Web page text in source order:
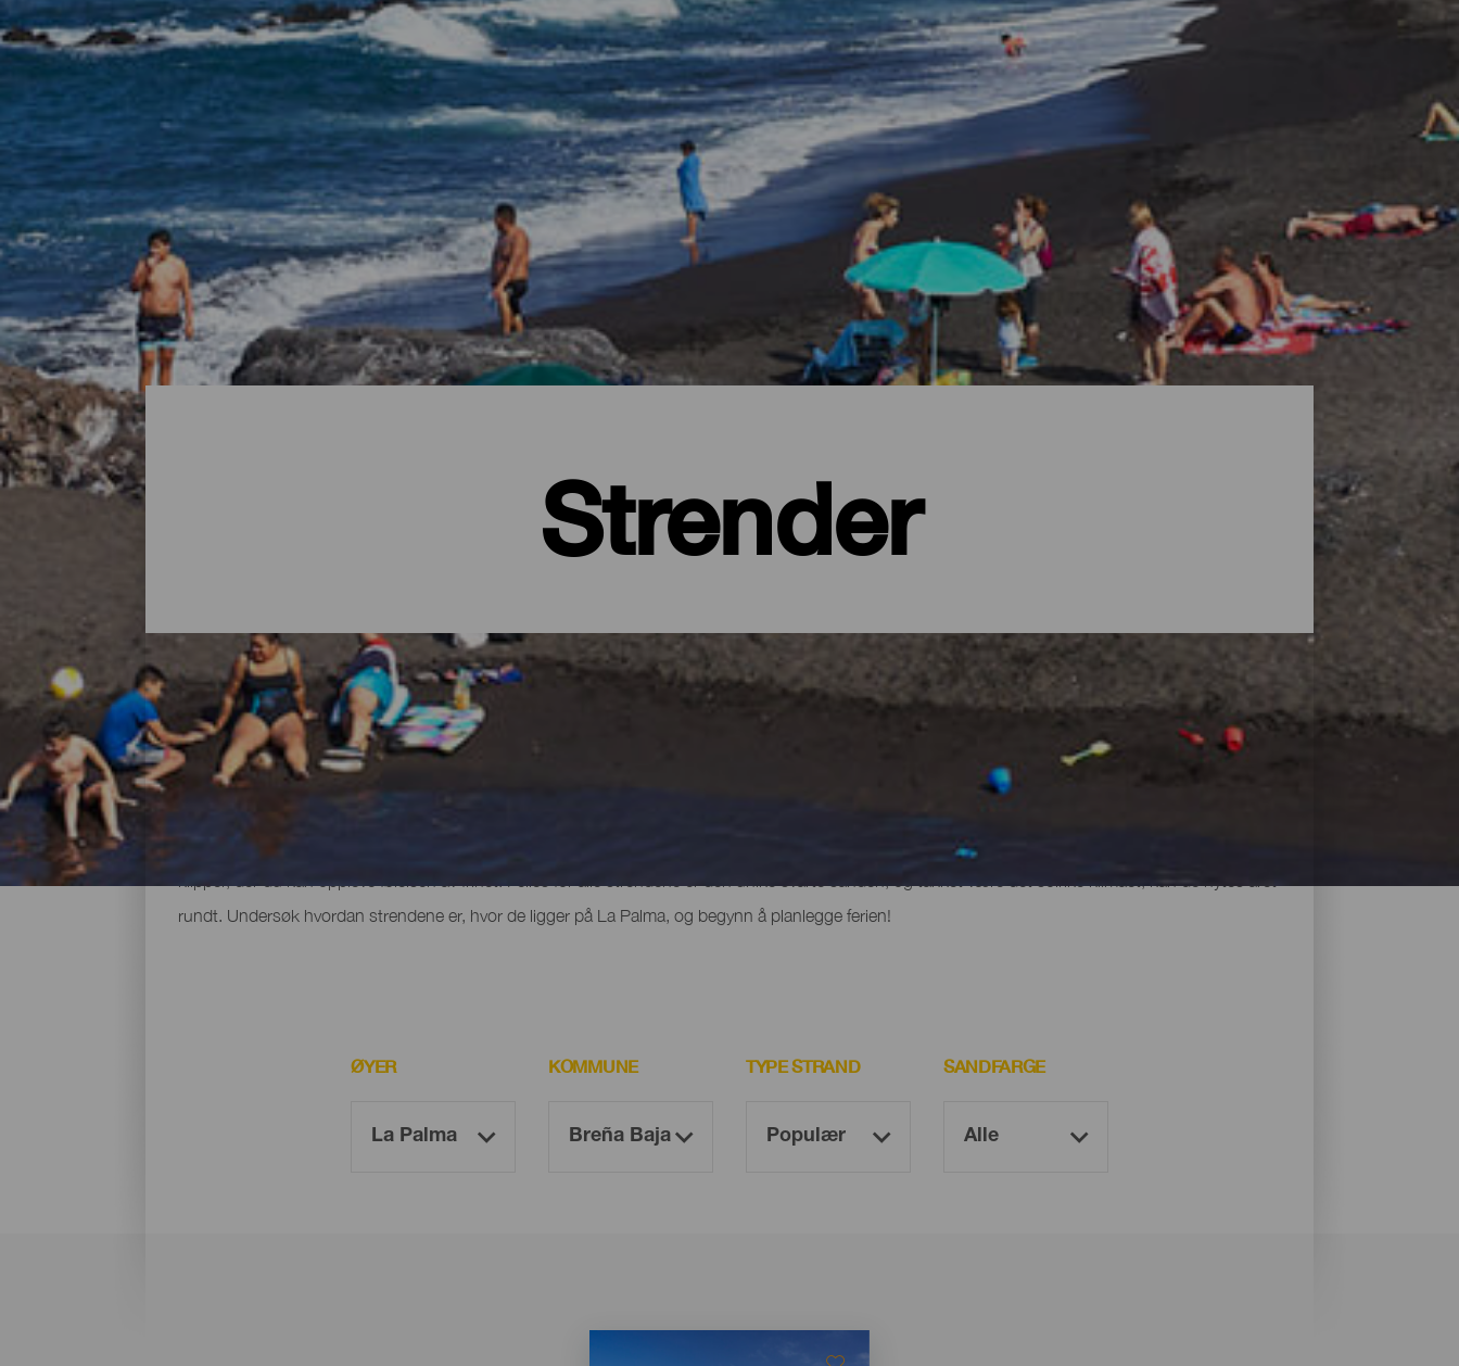
Strender
Alle strendene på La Palma
med flotte strender. Det finnes bystrender med alle fasiliteter, store strender hvor du finner din egen plass, og små strender, ved foten av fjell eller
rundt. Undersøk hvordan strendene er, hvor de ligger på La Palma, og begynn å planlegge ferien!
ØYER KOMMUNE TYPE STRAND SANDFARGE